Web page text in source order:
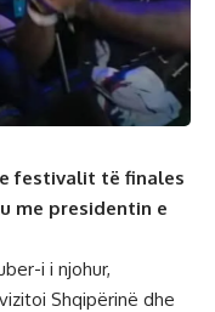
festivalit të finales
me presidentin e
i i njohur,
Shqipërinë dhe